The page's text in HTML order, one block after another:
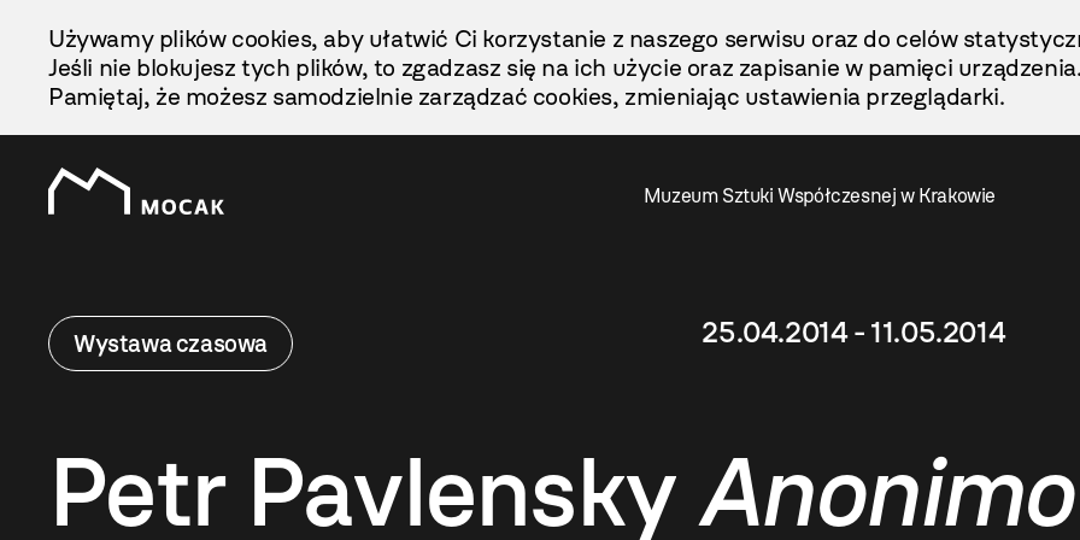
Treści
Używamy plików cookies, aby ułatwić Ci korzystanie z naszego serwisu oraz do celów
Jeśli nie blokujesz tych plików, to zgadzasz się na ich użycie oraz zapisanie w pamięci
Pamiętaj, że możesz samodzielnie zarządzać cookies, zmieniając ustawienia przeglądarki.
Muzeum Sztuki Współczesnej w Krakowie
Wystawa czasowa 25.04.2014 - 11.05.2014
Petr Pavlensky